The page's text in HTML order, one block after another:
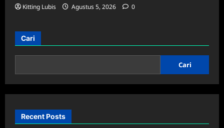
Kitting Lubis Agustus 5, 2026 0
Cari
Cari
Recent Posts